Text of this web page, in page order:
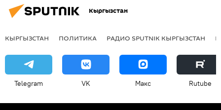
Кыргызстан
КЫРГЫЗСТАН ПОЛИТИКА РАДИО SPUTNIK КЫРГЫЗСТАН
Telegram VK Макс Rutube